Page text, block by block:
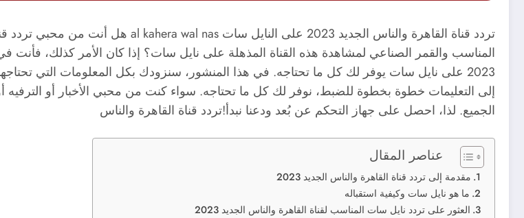
المناسب والقمر الصناعي لمشاهدة هذه القناة المذهلة على نايل سات؟ إذا كان الأمر كذلك، فأنت في
2023 على نايل سات يوفر لك كل ما تحتاجه. في هذا المنشور، سنزودك بكل المعلومات التي
الجميع. لذا، احصل على جهاز التحكم عن بُعد ودعنا نبدأ!تردد قناة القاهرة والناس
عناصر المقال
مقدمة إلى تردد قناة القاهرة والناس الجديد 2023
ما هو نايل سات وكيفية استقباله
العثور على تردد نايل سات المناسب لقناة القاهرة والناس الجديد 2023